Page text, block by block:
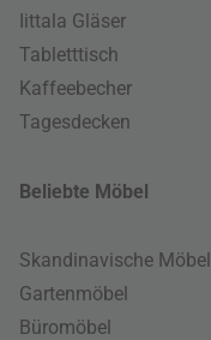
Iittala Gläser
Tabletttisch
Kaffeebecher
Tagesdecken
Beliebte Möbel
Skandinavische Möbel
Gartenmöbel
Büromöbel